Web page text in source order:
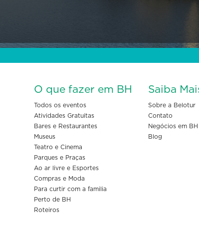
O que fazer em BH
Todos os eventos
Atividades Gratuitas
Bares e Restaurantes
Museus
Teatro e Cinema
Parques e Praças
Ao ar livre e Esportes
Compras e Moda
Para curtir com a familia
Perto de BH
Roteiros
Saiba
Sobre a Belotur
Contato
Negócios em BH
Blog